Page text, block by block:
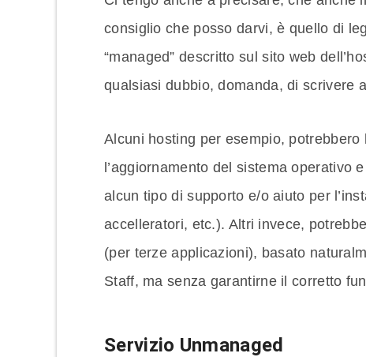
consiglio che posso darvi, è quello di
“managed” descritto sul sito web
qualsiasi dubbio, domanda, di scrivere
Alcuni hosting per esempio,
l’aggiornamento del sistema operativo
alcun tipo di supporto e/o aiuto per
accelleratori, etc.). Altri invece,
(per terze applicazioni), basato
Staff, ma senza garantirne il corretto
Servizio Unmanaged